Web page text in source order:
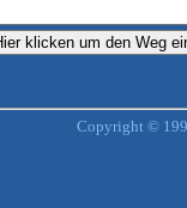
Copyright ©